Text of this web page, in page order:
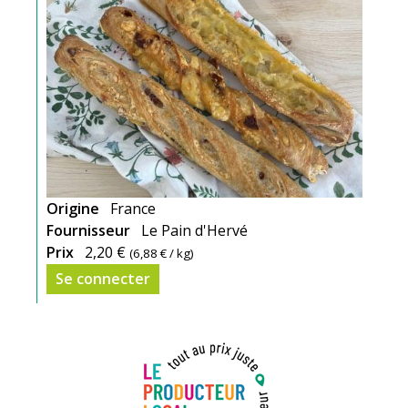
Origine
France
Fournisseur Le Pain d'Hervé
Prix 2,20 € (6,88 €/ kg)
Se connecter